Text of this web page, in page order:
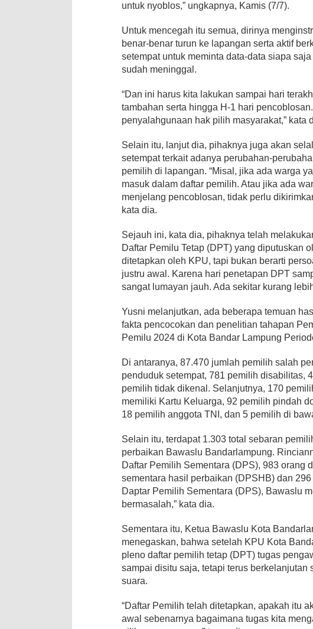
untuk nyoblos,” ungkapnya, Kamis (7/7).
Untuk mencegah itu semua, dirinya
benar-benar turun ke lapangan serta aktif
setempat untuk meminta data-data siapa
sudah meninggal.
“Dan ini harus kita lakukan sampai hari
tambahan serta hingga H-1 hari
penyalahgunaan hak pilih masyarakat,” kata
Selain itu, lanjut dia, pihaknya juga akan
setempat terkait adanya perubahan-
pemilih di lapangan. “Misal, jika ada warga
masuk dalam daftar pemilih. Atau jika ada
menjelang pencoblosan, tidak perlu
kata dia.
Sejauh ini, kata dia, pihaknya telah
Daftar Pemilu Tetap (DPT) yang diputuskan
ditetapkan oleh KPU, tapi bukan berarti
justru awal. Karena hari penetapan DPT
sangat lumayan jauh. Ada sekitar kurang
Yusni melanjutkan, ada beberapa temuan
fakta pencocokan dan penelitian tahapan
Pemilu 2024 di Kota Bandar Lampung
Di antaranya, 87.470 jumlah pemilih salah
penduduk setempat, 781 pemilih disabilitas,
pemilih tidak dikenal. Selanjutnya, 170
memiliki Kartu Keluarga, 92 pemilih pindah
18 pemilih anggota TNI, dan 5 pemilih di
Selain itu, terdapat 1.303 total sebaran
perbaikan Bawaslu Bandarlampung.
Daftar Pemilih Sementara (DPS), 983 orang
sementara hasil perbaikan (DPSHB) dan
Daptar Pemilih Sementara (DPS), Bawaslu
bermasalah,” kata dia.
Sementara itu, Ketua Bawaslu Kota
menegaskan, bahwa setelah KPU Kota
pleno daftar pemilih tetap (DPT) tugas
sampai disitu saja, tetapi terus berkelanjutan
suara.
“Daftar Pemilih telah ditetapkan, apakah itu
awal sebenarnya bagaimana tugas kita